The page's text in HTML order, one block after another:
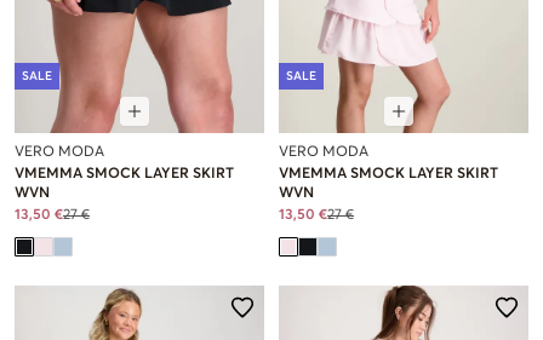
SALE
VERO MODA
VMEMMA SMOCK LAYER SKIRT
WVN
13,50 €27 €
SALE
VERO MODA
VMEMMA SMOCK LAYER SKIRT
WVN
13,50 €27 €